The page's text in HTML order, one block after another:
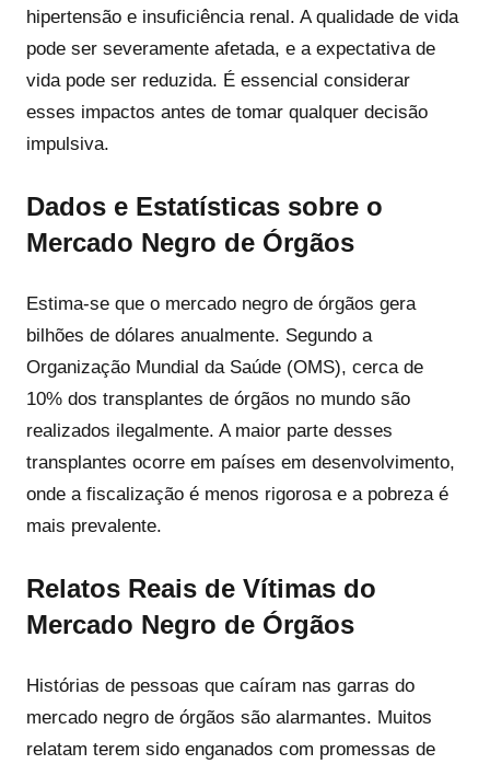
hipertensão e insuficiência renal. A qualidade de vida
pode ser severamente afetada, e a expectativa de
vida pode ser reduzida. É essencial considerar
esses impactos antes de tomar qualquer decisão
impulsiva.
Dados e Estatísticas sobre o
Mercado Negro de Órgãos
Estima-se que o mercado negro de órgãos gera
bilhões de dólares anualmente. Segundo a
Organização Mundial da Saúde (OMS), cerca de
10% dos transplantes de órgãos no mundo são
realizados ilegalmente. A maior parte desses
transplantes ocorre em países em desenvolvimento,
onde a fiscalização é menos rigorosa e a pobreza é
mais prevalente.
Relatos Reais de Vítimas do
Mercado Negro de Órgãos
Histórias de pessoas que caíram nas garras do
mercado negro de órgãos são alarmantes. Muitos
relatam terem sido enganados com promessas de